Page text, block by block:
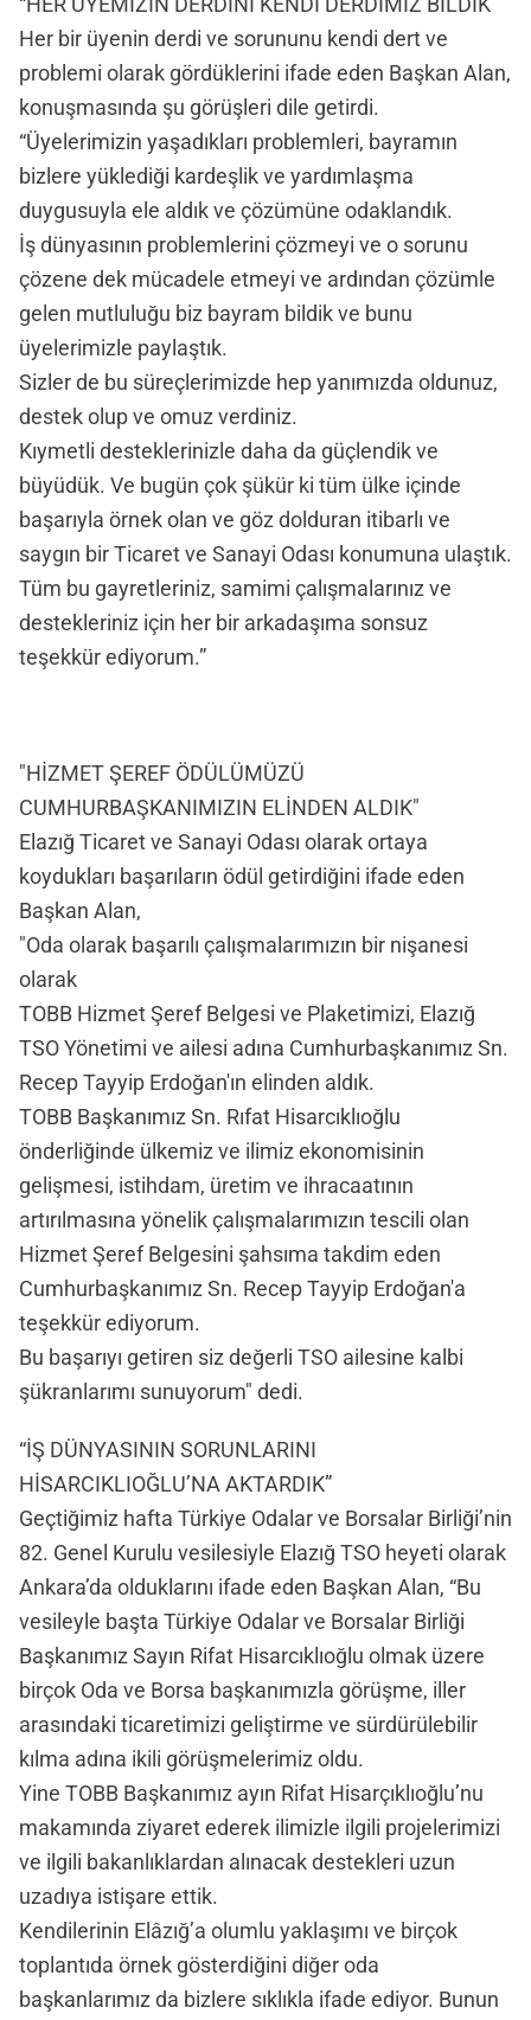
Her bir üyenin derdi ve sorununu kendi dert ve
problemi olarak gördüklerini ifade eden Başkan Alan,
konuşmasında şu görüşleri dile getirdi.
“Üyelerimizin yaşadıkları problemleri, bayramın
bizlere yüklediği kardeşlik ve yardımlaşma
duygusuyla ele aldık ve çözümüne odaklandık.
İş dünyasının problemlerini çözmeyi ve o sorunu
çözene dek mücadele etmeyi ve ardından çözümle
gelen mutluluğu biz bayram bildik ve bunu
üyelerimizle paylaştık.
Sizler de bu süreçlerimizde hep yanımızda oldunuz,
destek olup ve omuz verdiniz.
Kıymetli desteklerinizle daha da güçlendik ve
büyüdük. Ve bugün çok şükür ki tüm ülke içinde
başarıyla örnek olan ve göz dolduran itibarlı ve
saygın bir Ticaret ve Sanayi Odası konumuna ulaştık.
Tüm bu gayretleriniz, samimi çalışmalarınız ve
destekleriniz için her bir arkadaşıma sonsuz
teşekkür ediyorum.”
"HİZMET ŞEREF ÖDÜLÜMÜZÜ
CUMHURBAŞKANIMIZIN ELİNDEN ALDIK"
Elazığ Ticaret ve Sanayi Odası olarak ortaya
koydukları başarıların ödül getirdiğini ifade eden
Başkan Alan,
"Oda olarak başarılı çalışmalarımızın bir nişanesi
olarak
TOBB Hizmet Şeref Belgesi ve Plaketimizi, Elazığ
TSO Yönetimi ve ailesi adına Cumhurbaşkanımız Sn.
Recep Tayyip Erdoğan'ın elinden aldık.
TOBB Başkanımız Sn. Rıfat Hisarcıklıoğlu
önderliğinde ülkemiz ve ilimiz ekonomisinin
gelişmesi, istihdam, üretim ve ihracaatının
artırılmasına yönelik çalışmalarımızın tescili olan
Hizmet Şeref Belgesini şahsıma takdim eden
Cumhurbaşkanımız Sn. Recep Tayyip Erdoğan'a
teşekkür ediyorum.
Bu başarıyı getiren siz değerli TSO ailesine kalbi
şükranlarımı sunuyorum" dedi.
“İŞ DÜNYASININ SORUNLARINI
HİSARCIKLIOĞLU’NA AKTARDIK”
Geçtiğimiz hafta Türkiye Odalar ve Borsalar Birliği’nin
82. Genel Kurulu vesilesiyle Elazığ TSO heyeti olarak
Ankara’da olduklarını ifade eden Başkan Alan, “Bu
vesileyle başta Türkiye Odalar ve Borsalar Birliği
Başkanımız Sayın Rifat Hisarcıklıoğlu olmak üzere
birçok Oda ve Borsa başkanımızla görüşme, iller
arasındaki ticaretimizi geliştirme ve sürdürülebilir
kılma adına ikili görüşmelerimiz oldu.
Yine TOBB Başkanımız ayın Rifat Hisarçıklıoğlu’nu
makamında ziyaret ederek ilimizle ilgili projelerimizi
ve ilgili bakanlıklardan alınacak destekleri uzun
uzadıya istişare ettik.
Kendilerinin Elâzığ’a olumlu yaklaşımı ve birçok
toplantıda örnek gösterdiğini diğer oda
başkanlarımız da bizlere sıklıkla ifade ediyor. Bunun